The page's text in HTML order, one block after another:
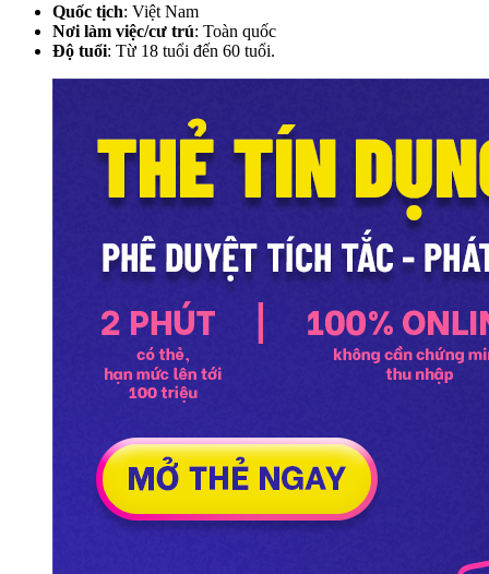
Quốc tịch: Việt Nam
Nơi làm việc/cư trú: Toàn quốc
Độ tuổi: Từ 18 tuổi đến 60 tuổi.